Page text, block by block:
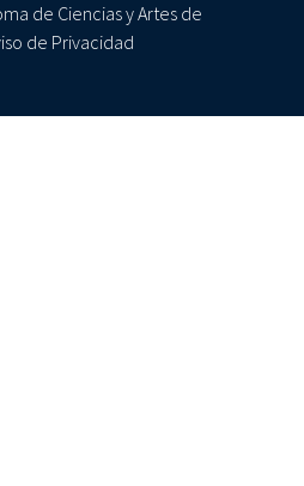
de Ciencias y Artes de
de Privacidad